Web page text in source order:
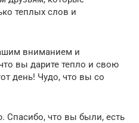
теплых слов и
вниманием и
вы дарите тепло и свою
день! Чудо, что вы со
что вы были, есть